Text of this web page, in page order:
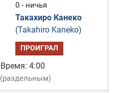
0 - ничья
Такахиро Канеко
(Takahiro Kaneko)
ПРОИГРАЛ
Время: 4:00
(раздельным)